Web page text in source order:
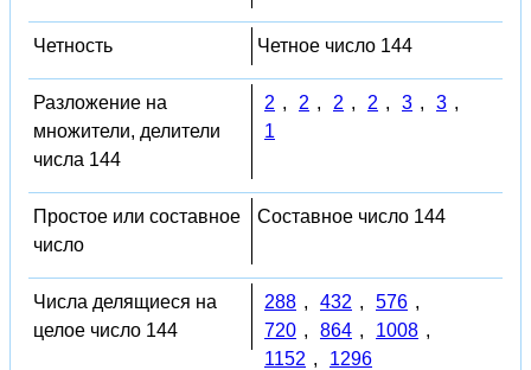
Четность Четное число 144
Разложение на
множители, делители
числа 144
2 , 2 , 2 , 2 , 3 , 3 ,
1
Простое или составное
число
Составное число 144
Числа делящиеся на
целое число 144
288 , 432 , 576 ,
720 , 864 , 1008 ,
1152 , 1296